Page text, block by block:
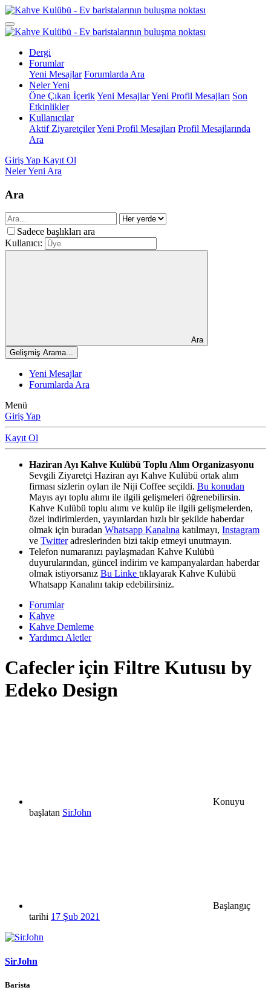
Dergi
Forumlar
Yeni Mesajlar Forumlarda Ara
Neler Yeni
Öne Çıkan İçerikYeni MesajlarYeni Profil Mesajları Son
Etkinlikler
Kullanıcılar
Aktif ZiyaretçilerYeni Profil Mesajları Profil Mesajlarında
Ara
Giriş Yap Kayıt Ol
Neler Yeni Ara
Ara
Sadece başlıkları ara
Kullanıcı:
Ara
Gelişmiş Arama...
Yeni Mesajlar
Forumlarda Ara
Menü
Giriş Yap
Kayıt Ol
Haziran Ayı Kahve Kulübü Toplu Alım Organizasyonu
Sevgili Ziyaretçi Haziran ayı Kahve Kulübü ortak alım
firması sizlerin oyları ile Niji Coffee seçildi. Bu konudan
Mayıs ayı toplu alımı ile ilgili gelişmeleri öğrenebilirsin.
Kahve Kulübü toplu alımı ve kulüp ile ilgili gelişmelerden,
özel indirimlerden, yayınlardan hızlı bir şekilde haberdar
olmak için buradan Whatsapp Kanalına katılmayı, Instagram
ve Twitteradreslerinden bizi takip etmeyi unutmayın.
Telefon numaranızı paylaşmadan Kahve Kulübü
duyurularından, güncel indirim ve kampanyalardan haberdar
olmak istiyorsanız Bu Linke tıklayarak Kahve Kulübü
Whatsapp Kanalını takip edebilirsiniz.
Forumlar
Kahve
Kahve Demleme
Yardımcı Aletler
Cafecler için Filtre Kutusu by
Edeko Design
Konuyu
başlatan SirJohn
Başlangıç
tarihi 17 Şub 2021
SirJohn
Barista